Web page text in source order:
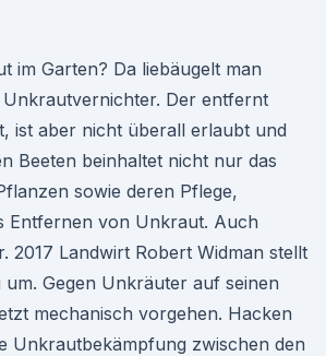
im Garten? Da liebäugelt man
Unkrautvernichter. Der entfernt
ist aber nicht überall erlaubt und
Beeten beinhaltet nicht nur das
sowie deren Pflege,
Entfernen von Unkraut. Auch
2017 Landwirt Robert Widman stellt
Gegen Unkräuter auf seinen
mechanisch vorgehen. Hacken
Unkrautbekämpfung zwischen den